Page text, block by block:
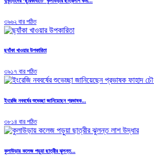
৩৯৬২ বার পঠিত
ছ্যাঁকা খাওয়ার উপকারিতা
৩৯১৭ বার পঠিত
ইংরেজি নববর্ষের শুভেচ্ছা জানিয়েছেন প্রভাষক...
৩৮১৪ বার পঠিত
কুলাউড়ায় কলেজ পড়ুয়া ছাত্রীর ঝুলন্ত...